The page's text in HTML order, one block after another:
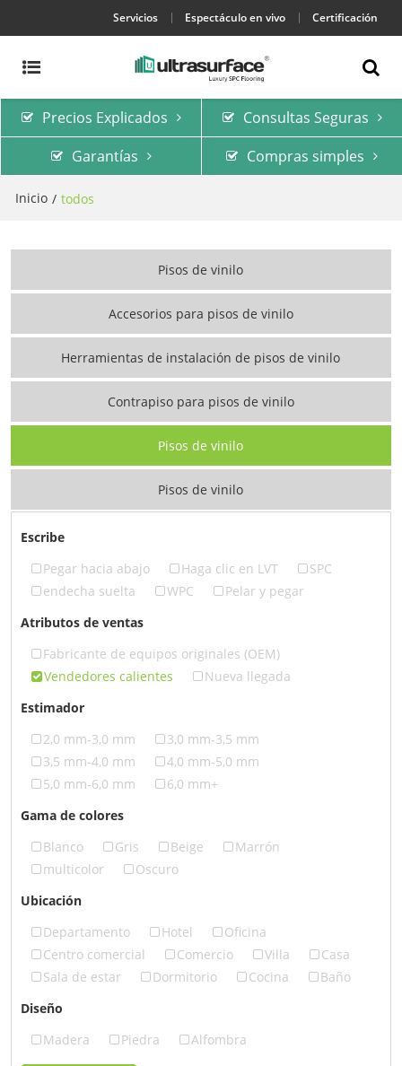
Servicios Espectáculo en vivo Certificación
Precios Explicados
Consultas Seguras
Garantías
Compras simples
Inicio / todos
Pisos de vinilo
Accesorios para pisos de vinilo
Herramientas de instalación de pisos de vinilo
Contrapiso para pisos de vinilo
Pisos de vinilo
Pisos de vinilo
Escribe
Pegar hacia abajo
Haga clic en LVT
SPC
endecha suelta
WPC
Pelar y pegar
Atributos de ventas
Fabricante de equipos originales (OEM)
Vendedores calientes
Nueva llegada
Estimador
2,0 mm-3,0 mm
3,0 mm-3,5 mm
3,5 mm-4,0 mm
4,0 mm-5,0 mm
5,0 mm-6,0 mm
6,0 mm+
Gama de colores
Blanco
Gris Beige
Marrón
multicolor
Oscuro
Ubicación
Departamento
Hotel
Oficina
Centro comercial
Comercio Villa
Casa
Sala de estar
Dormitorio Cocina
Baño
Diseño
Madera
Piedra Alfombra